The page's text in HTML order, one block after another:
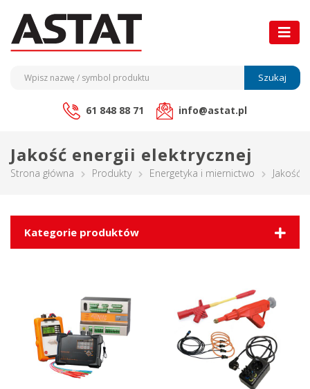
Szukaj
61 848 88 71 info@astat.pl
Jakość energii elektrycznej
Strona główna Produkty Energetyka i miernictwo Jakość
Kategorie produktów